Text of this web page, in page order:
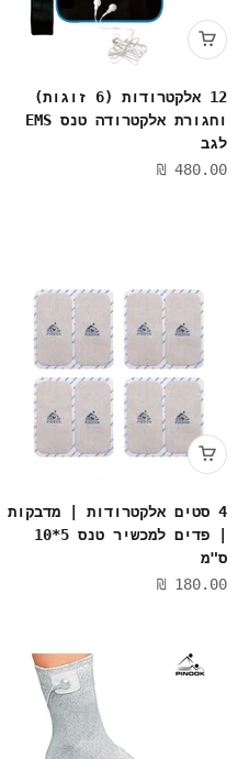
12 אלקטרודות (6 זוגות)
וחגורת אלקטרודה טנס EMS
לגב
מחיר מבצע
480.00 ₪
4 סטים אלקטרודות | מדבקות
| פדים למכשיר טנס 5*10
ס"מ
מחיר מבצע
180.00 ₪